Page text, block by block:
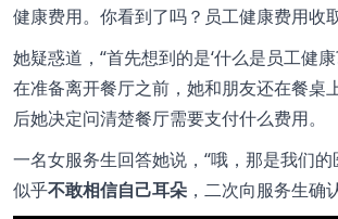
健康费用。你看到了吗？员工健康费用收
她疑惑道，“首先想到的是‘什么是员工健康
在准备离开餐厅之前，她和朋友还在餐桌
后她决定问清楚餐厅需要支付什么费用。
一名女服务生回答她说，“哦，那是我们
似乎不敢相信自己耳朵 ，二次向服务生确认